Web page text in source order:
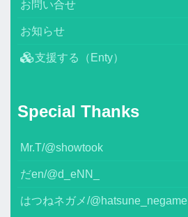
お問い合せ
お知らせ
支援する（Enty）
Special Thanks
Mr.T/@showtook
だen/@d_eNN_
はつねネガメ/@hatsune_negame